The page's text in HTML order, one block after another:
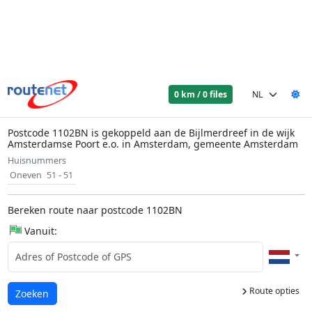
0 km / 0 files
Postcode 1102BN is gekoppeld aan de Bijlmerdreef in de wijk
Amsterdamse Poort e.o. in Amsterdam, gemeente Amsterdam
Huisnummers
Oneven 51 - 51
Bereken route naar postcode 1102BN
Vanuit:
Route opties
Laden...
Zoeken